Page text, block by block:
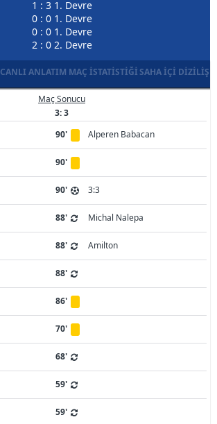
1 : 3 1. Devre
0 : 0 1. Devre
0 : 0 1. Devre
2 : 0 2. Devre
CANLI ANLATIM MAÇ İSTATISTIĞISAHA İÇI DIZILIŞ
Maç Sonucu
3: 3
90'
Alperen Babacan
90'
90' 3:3
88' Michal Nalepa
88' Amilton
88'
86'
70'
68'
59'
59'